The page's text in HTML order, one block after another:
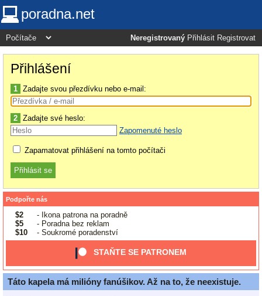
poradna.net
Neregistrovaný Přihlásit Registrovat
Přihlášení
1 Zadajte svou přezdívku nebo e-mail:
2 Zadajte své heslo:
Zapomenuté heslo
Zapamatovat přihlášení na tomto počítači
Podpořte nás
$2
- Ikona patrona na poradně
$5
- Poradna bez reklam
$10
- Soukromé poradenství
STAŇTE SE PATRONEM
Táto kapela má milióny fanúšikov. Až na to, že neexistuje.